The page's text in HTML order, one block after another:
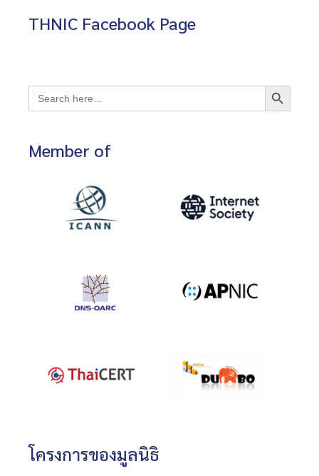
THNIC Facebook Page
Search
for:
Search Button
Member of
โครงการของมูลนิธิ